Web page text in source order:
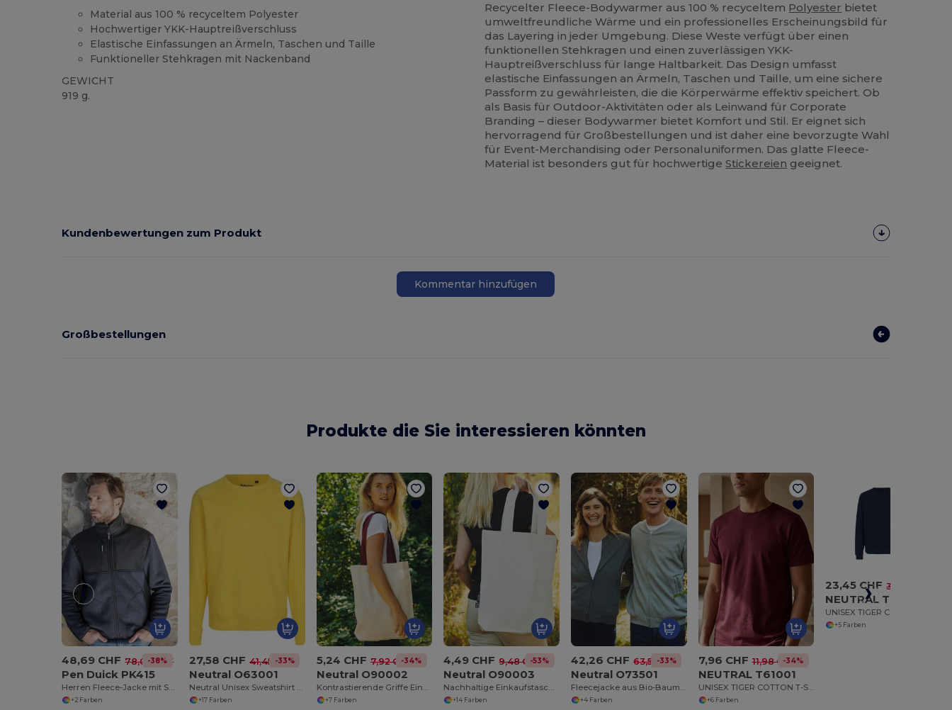
Material aus 100 % recyceltem Polyester
Hochwertiger YKK-Hauptreißverschluss
Elastische Einfassungen an Ärmeln, Taschen und Taille
Funktioneller Stehkragen mit Nackenband
GEWICHT
919 g.
Recycelter Fleece-Bodywarmer aus 100 % recyceltem Polyester bietet
umweltfreundliche Wärme und ein professionelles Erscheinungsbild für
das Layering in jeder Umgebung. Diese Weste verfügt über einen
funktionellen Stehkragen und einen zuverlässigen YKK-
Hauptreißverschluss für lange Haltbarkeit. Das Design umfasst
elastische Einfassungen an Ärmeln, Taschen und Taille, um eine sichere
Passform zu gewährleisten, die die Körperwärme effektiv speichert. Ob
als Basis für Outdoor-Aktivitäten oder als Leinwand für Corporate
Branding – dieser Bodywarmer bietet Komfort und Stil. Er eignet sich
hervorragend für Großbestellungen und ist daher eine bevorzugte Wahl
für Event-Merchandising oder Personaluniformen. Das glatte Fleece-
Material ist besonders gut für hochwertigeStickereien geeignet.
Kundenbewertungen zum Produkt
Kommentar hinzufügen
Großbestellungen
Produkte die Sie interessieren könnten
48,69 CHF 78,00 CHF
-38%
Pen Duick PK415
Herren Fleece-Jacke mit Sherpa-Futter
+2 Farben
27,58 CHF 41,45 CHF
-33%
Neutral O63001
Neutral Unisex Sweatshirt aus Bio-Baumwolle
+17 Farben
5,24 CHF 7,92 CHF-34%
Neutral O90002
Kontrastierende Griffe Einkaufstasche
+7 Farben
4,49 CHF 9,48 CHF-53%
Neutral O90003
Nachhaltige Einkaufstasche aus Bio-Baumwolle
+14 Farben
42,26 CHF 63,53 CHF
-33%
Neutral O73501
Fleecejacke aus Bio-Baumwolle
+4 Farben
7,96 CHF 11,98 CHF
-34%
NEUTRAL T61001
UNISEX TIGER COTTON T-SHIRT
+6 Farben
23,45 CHF 35,20 CHF
NEUTRAL T63001
+5 Farben